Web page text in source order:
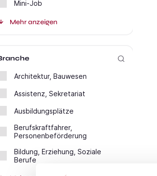
Mini-Job
Mehr anzeigen
Architektur, Bauwesen
Assistenz, Sekretariat
Ausbildungsplätze
Berufskraftfahrer,
Personenbeförderung
Bildung, Erziehung, Soziale
Berufe